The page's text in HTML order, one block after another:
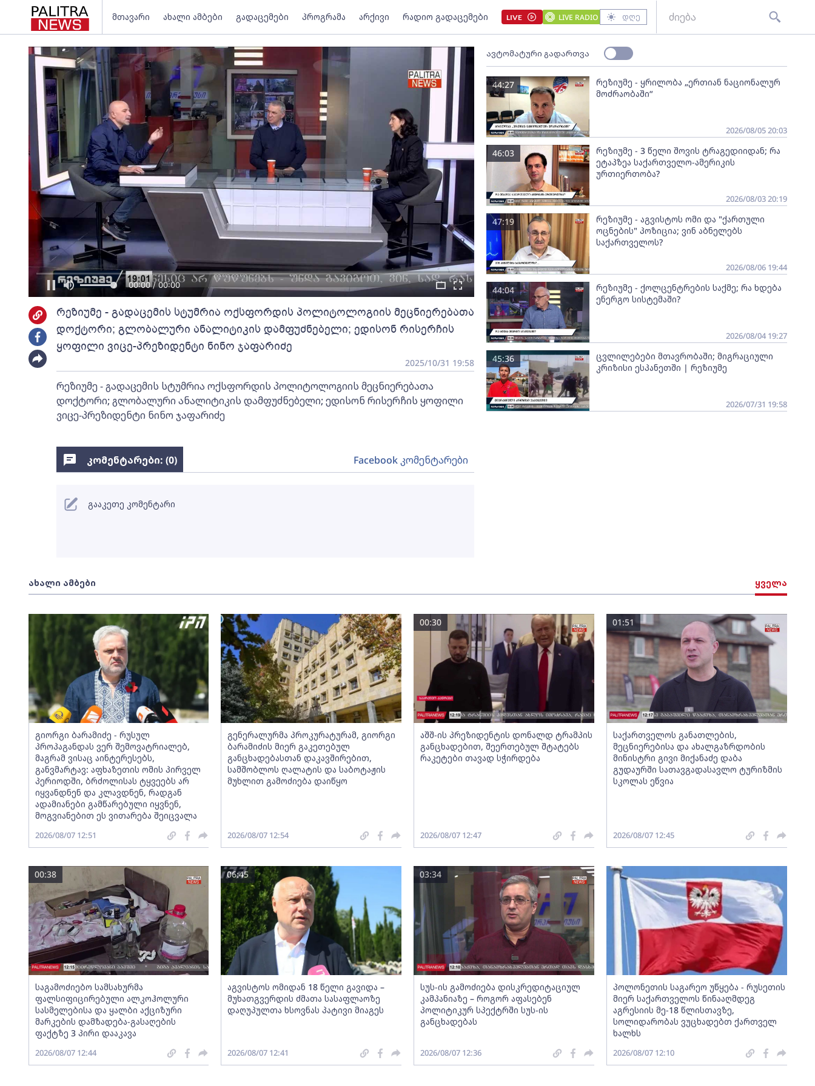
მთავარი ახალი ამბები გადაცემები პროგრამა არქივი რადიო გადაცემები LIVE LIVE RADIO დღე
00:00 / 00:00
რეზიუმე - გადაცემის სტუმრია ოქსფორდის პოლიტოლოგიის მეცნიერებათა
დოქტორი; გლობალური ანალიტიკის დამფუძნებელი; ედისონ რისერჩის
ყოფილი ვიცე-პრეზიდენტი ნინო ჯაფარიძე
2025/10/31 19:58
რეზიუმე - გადაცემის სტუმრია ოქსფორდის პოლიტოლოგიის მეცნიერებათა
დოქტორი; გლობალური ანალიტიკის დამფუძნებელი; ედისონ რისერჩის ყოფილი
ვიცე-პრეზიდენტი ნინო ჯაფარიძე
ავტომატური გადართვა
რეზიუმე - ყრილობა „ერთიან ნაციონალურ
მოძრაობაში“
44:27
2026/08/05 20:03
რეზიუმე - 3 წელი შოვის ტრაგედიიდან; რა
ეტაპზეა საქართველო-ამერიკის
ურთიერთობა?
46:03
2026/08/03 20:19
რეზიუმე - აგვისტოს ომი და "ქართული
ოცნების" პოზიცია; ვინ აბნელებს
საქართველოს?
47:19
2026/08/06 19:44
რეზიუმე - ქოლცენტრების საქმე; რა ხდება
ენერგო სისტემაში?
44:04
2026/08/04 19:27
ცვლილებები მთავრობაში; მიგრაციული
კრიზისი ესპანეთში | რეზიუმე
45:36
2026/07/31 19:58
ახალი ამბები ყველა
გიორგი ბარამიძე - რუსულ
პროპაგანდას ვერ შემოვატრიალებ,
მაგრამ ვისაც აინტერესებს,
განვმარტავ: აფხაზეთის ომის პირველ
პერიოდში, ბრძოლისას ტყვეებს არ
იყვანდნენ და კლავდნენ, რადგან
ადამიანები გამწარებული იყვნენ,
მოგვიანებით ეს ვითარება შეიცვალა
2026/08/07 12:51
გენერალურმა პროკურატურამ, გიორგი
ბარამიძის მიერ გაკეთებულ
განცხადებასთან დაკავშირებით,
სამშობლოს ღალატის და საბოტაჟის
მუხლით გამოძიება დაიწყო
2026/08/07 12:54
აშშ-ის პრეზიდენტის დონალდ ტრამპის
განცხადებით, შეერთებულ შტატებს
რაკეტები თავად სჭირდება
00:30
2026/08/07 12:47
საქართველოს განათლების,
მეცნიერებისა და ახალგაზრდობის
მინისტრი გივი მიქანაძე დაბა
გუდაურში სათავგადასავლო ტურიზმის
სკოლას ეწვია
01:51
2026/08/07 12:45
საგამოძიებო სამსახურმა
ფალსიფიცირებული ალკოჰოლური
სასმელებისა და ყალბი აქციზური
მარკების დამზადება-გასაღების
ფაქტზე 3 პირი დააკავა
00:38
2026/08/07 12:44
აგვისტოს ომიდან 18 წელი გავიდა –
მუხათგვერდის ძმათა სასაფლაოზე
დაღუპულთა ხსოვნას პატივი მიაგეს
06:45
2026/08/07 12:41
სუს-ის გამოძიება დისკრედიტაციულ
კამპანიაზე – როგორ აფასებენ
პოლიტიკურ სპექტრში სუს-ის
განცხადებას
03:34
2026/08/07 12:36
პოლონეთის საგარეო უწყება - რუსეთის
მიერ საქართველოს წინააღმდეგ
აგრესიის მე-18 წლისთავზე,
სოლიდარობას ვუცხადებთ ქართველ
ხალხს
2026/08/07 12:10
კომენტარები: (0) Facebook კომენტარები
გააკეთე კომენტარი